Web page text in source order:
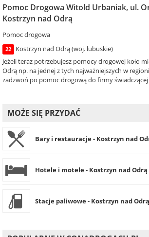
Pomoc Drogowa Witold Urbaniak, ul.
Kostrzyn nad Odrą
Pomoc drogowa
22
Kostrzyn nad Odrą (woj. lubuskie)
Jeżeli teraz potrzebujesz pomocy drogowej koło
Odrą np. na jednej z tych najważniejszych w
zadzwoń po pomoc drogową do firmy świadczącej
MOŻE SIĘ PRZYDAĆ
Bary i restauracje - Kostrzyn nad
Hotele i motele - Kostrzyn nad Odrą
Stacje paliwowe - Kostrzyn nad